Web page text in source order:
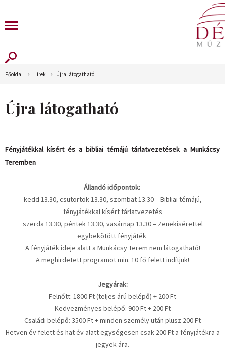
Főoldal Hírek Újra látogatható
Újra látogatható
Fényjátékkal kísért és a bibliai témájú tárlatvezetések a Munkácsy
Teremben
Állandó időpontok:
kedd 13.30, csütörtök 13.30, szombat 13.30 – Bibliai témájú,
fényjátékkal kísért tárlatvezetés
szerda 13.30, péntek 13.30, vasárnap 13.30 – Zenekísérettel
egybekötött fényjáték
A fényjáték ideje alatt a Munkácsy Terem nem látogatható!
A meghirdetett programot min. 10 fő felett indítjuk!
Jegyárak:
Felnőtt: 1800 Ft (teljes árú belépő) + 200 Ft
Kedvezményes belépő: 900 Ft + 200 Ft
Családi belépő: 3500 Ft + minden személy után plusz 200 Ft
Hetven év felett és hat év alatt egységesen csak 200 Ft a fényjátékra a
jegyek ára.